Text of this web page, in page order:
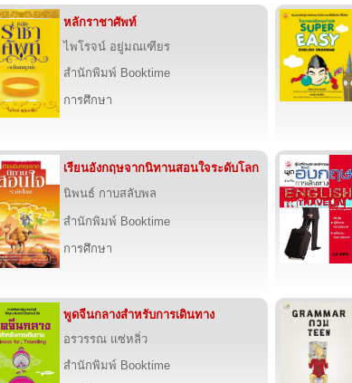
หลักราชาศัพท์
ไพโรจน์ อยู่มณเฑียร
สำนักพิมพ์ Booktime
การศึกษา
เรียนอังกฤษจากนิทานสอนใจระดับโลก
นิพนธ์ กาบสลับพล
สำนักพิมพ์ Booktime
การศึกษา
พูดจีนกลางสำหรับการเดินทาง
อรวรรณ แซ่หลิ่ว
สำนักพิมพ์ Booktime